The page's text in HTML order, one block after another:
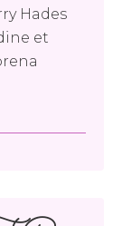
Hades
et